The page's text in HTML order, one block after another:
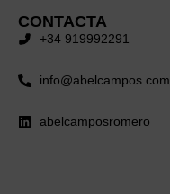
CONTACTA
+34 919992291
info@abelcampos.com
abelcamposromero